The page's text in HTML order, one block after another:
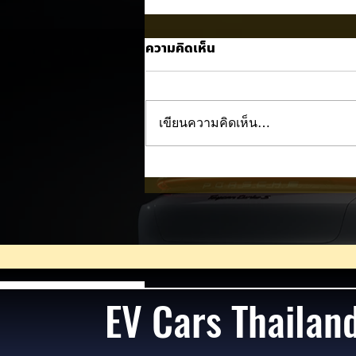
Trump ล้อคนขับรถ EV เป็น
"โรค" กลางเวทีหาเสียง! 🚘⚡
ความคิดเห็น
เขียนความคิดเห็น…
EV Cars